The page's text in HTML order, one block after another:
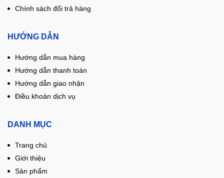
Chính sách đổi trả hàng
HƯỚNG DẪN
Hướng dẫn mua hàng
Hướng dẫn thanh toán
Hướng dẫn giao nhận
Điều khoản dịch vụ
DANH MỤC
Trang chủ
Giới thiệu
Sản phẩm